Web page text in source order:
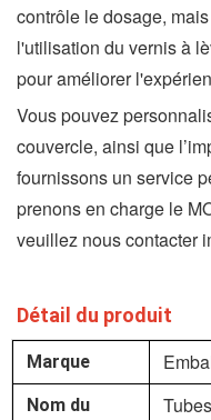
contrôle le dosage,
l'utilisation du vernis à
pour améliorer
Vous pouvez
couvercle, ainsi que
fournissons un service
prenons en charge le
veuillez nous contacter
Détail du produit
Marque
Nom du